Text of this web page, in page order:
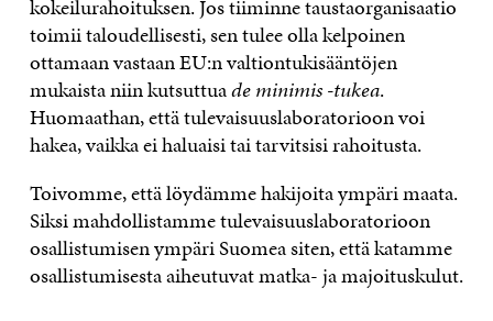
kokeilurahoituksen. Jos tiiminne taustaorganisaatio
toimii taloudellisesti, sen tulee olla kelpoinen
ottamaan vastaan EU:n valtiontukisääntöjen
mukaista niin kutsuttuade minimis -tukea.
Huomaathan, että tulevaisuuslaboratorioon voi
hakea, vaikka ei haluaisi tai tarvitsisi rahoitusta.
Toivomme, että löydämme hakijoita ympäri maata.
Siksi mahdollistamme tulevaisuuslaboratorioon
osallistumisen ympäri Suomea siten, että katamme
osallistumisesta aiheutuvat matka- ja majoituskulut.